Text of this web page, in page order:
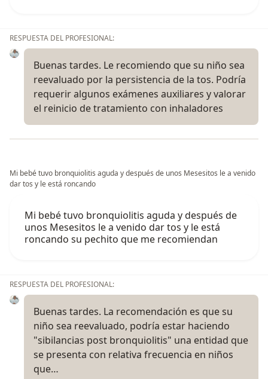
RESPUESTA DEL PROFESIONAL:
Buenas tardes. Le recomiendo que su niño sea
reevaluado por la persistencia de la tos. Podría
requerir algunos exámenes auxiliares y valorar
el reinicio de tratamiento con inhaladores
Mi bebé tuvo bronquiolitis aguda y después de unos Mesesitos le a venido
dar tos y le está roncando
Mi bebé tuvo bronquiolitis aguda y después de
unos Mesesitos le a venido dar tos y le está
roncando su pechito que me recomiendan
RESPUESTA DEL PROFESIONAL:
Buenas tardes. La recomendación es que su
niño sea reevaluado, podría estar haciendo
"sibilancias post bronquiolitis" una entidad que
se presenta con relativa frecuencia en niños
que…